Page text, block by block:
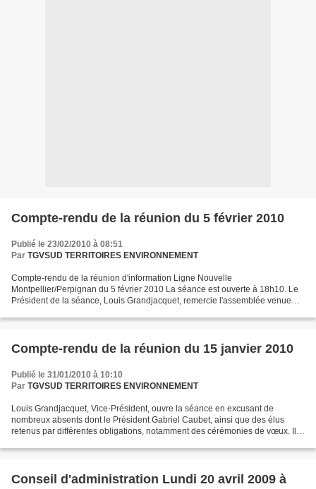
Compte-rendu de la réunion du 5 février 2010
Publié le 23/02/2010 à 08:51
Par TGVSUD TERRITOIRES ENVIRONNEMENT
Compte-rendu de la réunion d'information Ligne Nouvelle
Montpellier/Perpignan du 5 février 2010 La séance est ouverte à 18h10. Le
Président de la séance, Louis Grandjacquet, remercie l'assemblée venue
Compte-rendu de la réunion du 15 janvier 2010
Publié le 31/01/2010 à 10:10
Par TGVSUD TERRITOIRES ENVIRONNEMENT
Louis Grandjacquet, Vice-Président, ouvre la séance en excusant de
nombreux absents dont le Président Gabriel Caubet, ainsi que des élus
retenus par différentes obligations, notamment des cérémonies de vœux. Il
Conseil d'administration Lundi 20 avril 2009 à